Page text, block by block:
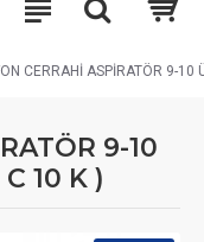
CERRAHİ ASPİRATÖR 9-10
9-10
10 K )